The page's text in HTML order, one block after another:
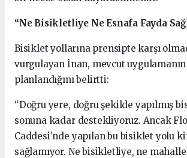
“Ne Bisikletliye Ne Esnafa Fayda
Bisiklet yollarına prensipte karşı
vurgulayan İnan, mevcut uygulamanın
planlandığını belirtti:
“Doğru yere, doğru şekilde yapılmış
sonuna kadar destekliyoruz. Ancak
Caddesi’nde yapılan bu bisiklet yolu
sağlamıyor. Ne bisikletliye, ne